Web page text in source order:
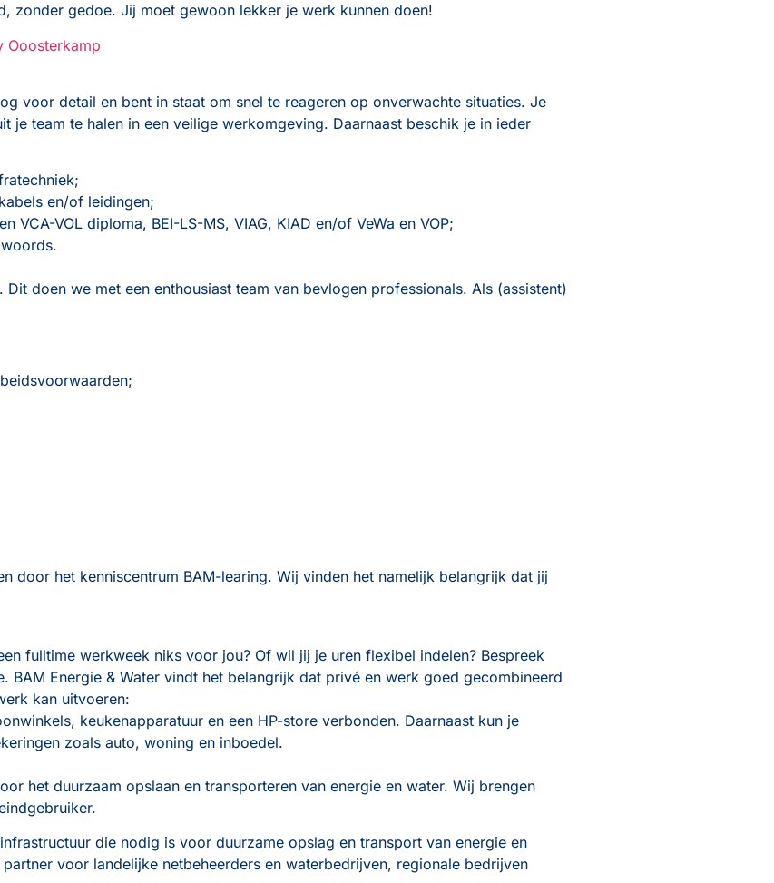
zonder gedoe. Jij moet gewoon lekker je werk kunnen doen!
Ooosterkamp
voor detail en bent in staat om snel te reageren op onverwachte situaties. Je
je team te halen in een veilige werkomgeving. Daarnaast beschik je in ieder
en/of leidingen;
VOL diploma, BEI-LS-MS, VIAG, KIAD en/of VeWa en VOP;
doen we met een enthousiast team van bevlogen professionals. Als (assistent)
door het kenniscentrum BAM-learing. Wij vinden het namelijk belangrijk dat jij
fulltime werkweek niks voor jou? Of wil jij je uren flexibel indelen? Bespreek
BAM Energie & Water vindt het belangrijk dat privé en werk goed gecombineerd
kan uitvoeren:
keukenapparatuur en een HP-store verbonden. Daarnaast kun je
zoals auto, woning en inboedel.
het duurzaam opslaan en transporteren van energie en water. Wij brengen
die nodig is voor duurzame opslag en transport van energie en
voor landelijke netbeheerders en waterbedrijven, regionale bedrijven